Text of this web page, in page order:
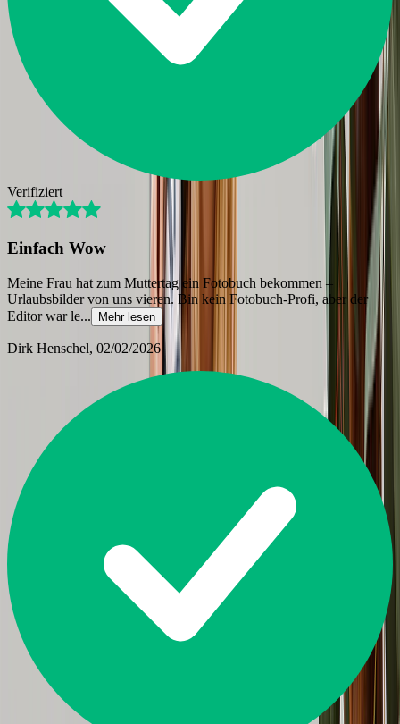
Verifiziert
Einfach Wow
Meine Frau hat zum Muttertag ein Fotobuch bekommen –
Urlaubsbilder von uns vieren. Bin kein Fotobuch-Profi, aber der
Editor war le... Mehr lesen
Dirk Henschel, 02/02/2026